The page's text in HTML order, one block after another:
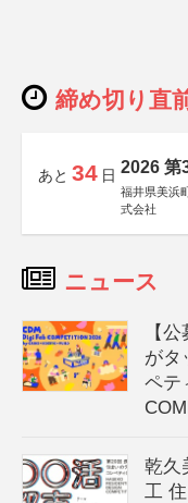
締め切り直
あと 34 日 2026 第
福井県美浜
式会社
ニュース
【
がタ
ペテ
乾久
工